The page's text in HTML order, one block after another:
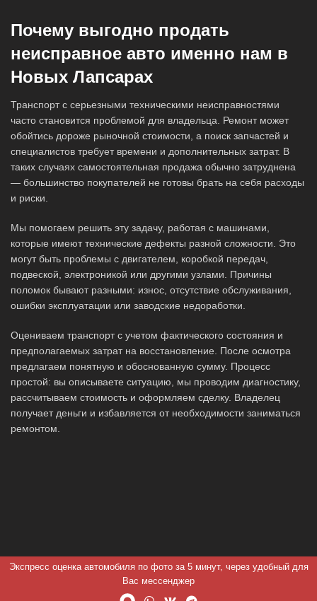
Почему выгодно продать
неисправное авто именно нам в
Новых Лапсарах
Транспорт с серьезными техническими неисправностями
часто становится проблемой для владельца. Ремонт может
обойтись дороже рыночной стоимости, а поиск запчастей и
специалистов требует времени и дополнительных затрат. В
таких случаях самостоятельная продажа обычно затруднена
— большинство покупателей не готовы брать на себя расходы
и риски.
Мы помогаем решить эту задачу, работая с машинами,
которые имеют технические дефекты разной сложности. Это
могут быть проблемы с двигателем, коробкой передач,
подвеской, электроникой или другими узлами. Причины
поломок бывают разными: износ, отсутствие обслуживания,
ошибки эксплуатации или заводские недоработки.
Оцениваем транспорт с учетом фактического состояния и
предполагаемых затрат на восстановление. После осмотра
предлагаем понятную и обоснованную сумму. Процесс
простой: вы описываете ситуацию, мы проводим диагностику,
рассчитываем стоимость и оформляем сделку. Владелец
получает деньги и избавляется от необходимости заниматься
ремонтом.
Экспресс оценка автомобиля по фото за 5 минут, через удобный для
Вас мессенджер